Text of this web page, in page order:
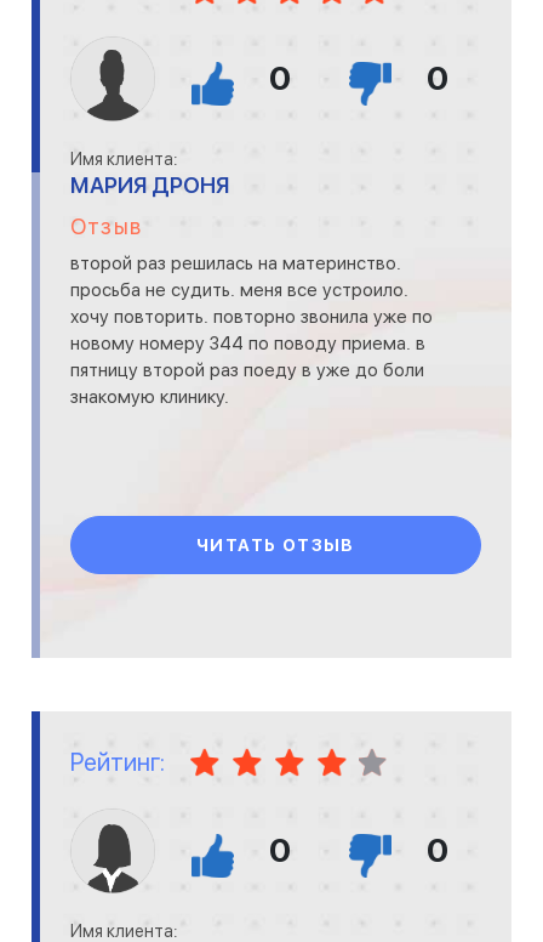
0 0
Имя клиента:
МАРИЯ ДРОНЯ
Отзыв
второй раз решилась на материнство.
просьба не судить. меня все устроило.
хочу повторить. повторно звонила уже по
новому номеру 344 по поводу приема. в
пятницу второй раз поеду в уже до боли
знакомую клинику.
ЧИТАТЬ ОТЗЫВ
Рейтинг:
0 0
Имя клиента: